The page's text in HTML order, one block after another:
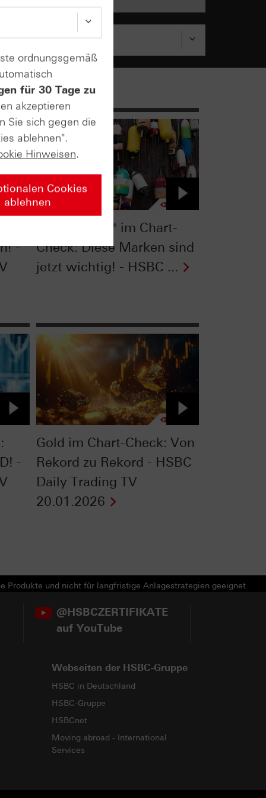
-
Nasdaq-100® im Chart-
Check: Diese Marken sind
jetzt wichtig! - HSBC ...
-
Gold im Chart-Check: Von
Rekord zu Rekord - HSBC
Daily Trading TV
20.01.2026
Produkte und nicht für langfristige Anlagestrategien geeignet.
@HSBCZERTIFIKATE
auf YouTube
Webseiten der HSBC-Gruppe
HSBC in Deutschland
HSBC-Gruppe
HSBCnet
Moving abroad - International
Services
ordnungsgemäß
für 30 Tage zu
akzeptieren
Sie sich gegen die
ablehnen".
Hinweisen.
Cookies
ablehnen